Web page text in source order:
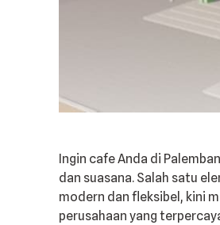
Ingin cafe Anda di
dan suasana. Salah satu
modern dan fleksibel, kini
perusahaan yang